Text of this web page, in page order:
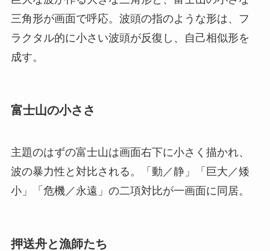
三角形が画面で呼応。波頭の指のような形は、フ
ラクタル的に小さい波頭が反復し、自己相似形を
成す。
富士山の小ささ
主題のはずの富士山は画面右下に小さく描かれ、
波の暴力性と対比される。「動／静」「巨大／矮
小」「危機／永遠」の二項対比が一画面に同居。
押送舟と漁師たち